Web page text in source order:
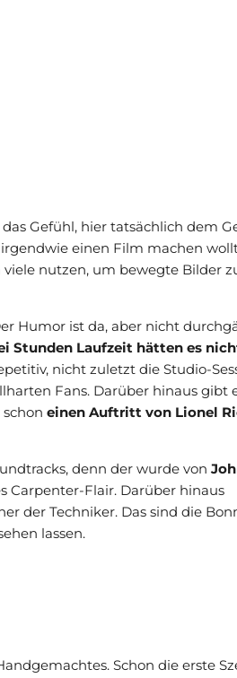
Gefühl, hier tatsächlich dem
einen Film machen
nutzen, um bewegte Bilder
Humor ist da, aber nicht
Stunden Laufzeit hätten es
nicht zuletzt die Studio-
Fans. Darüber hinaus gibt
einen Auftritt von Lionel
denn der wurde von
Carpenter-Flair. Darüber hinaus
der Techniker. Das sind die
lassen.
Schon die erste